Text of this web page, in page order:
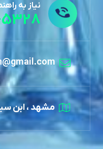
نیاز به
مشهد ، ابن سینا 3 ، ساختمان